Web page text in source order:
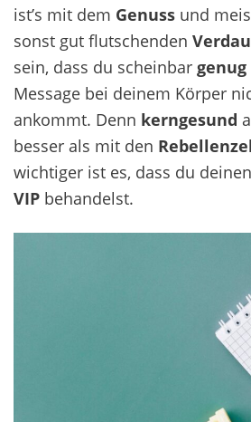
ist’s mit dem Genuss und
sonst gut flutschenden
sein, dass du scheinbar genug
Message bei deinem Körper
ankommt. Denn kerngesund
besser als mit den
wichtiger ist es, dass du
VIP behandelst.